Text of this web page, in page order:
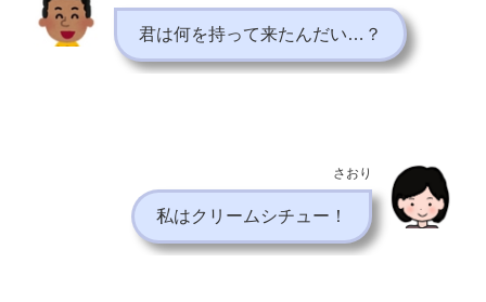
君は何を持って来たんだい…？
さおり
私はクリームシチュー！